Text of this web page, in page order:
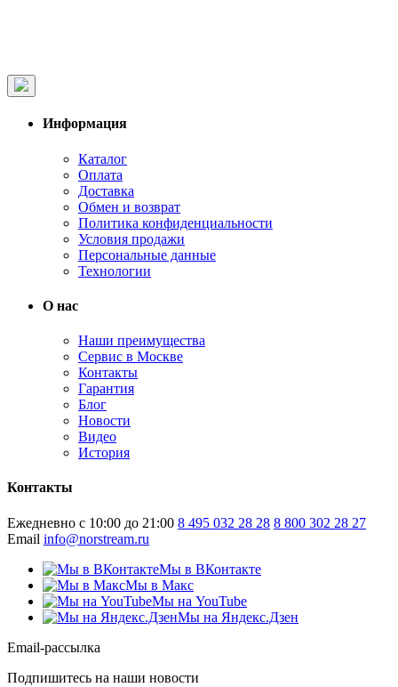
Информация
Каталог
Оплата
Доставка
Обмен и возврат
Политика конфиденциальности
Условия продажи
Персональные данные
Технологии
О нас
Наши преимущества
Сервис в Москве
Контакты
Гарантия
Блог
Новости
Видео
История
Контакты
Ежедневно с 10:00 до 21:00 8 495 032 28 28 8 800 302 28 27
Email info@norstream.ru
Мы в ВКонтакте
Мы в Макс
Мы на YouTube
Мы на Яндекс.Дзен
Email-рассылка
Подпишитесь на наши новости